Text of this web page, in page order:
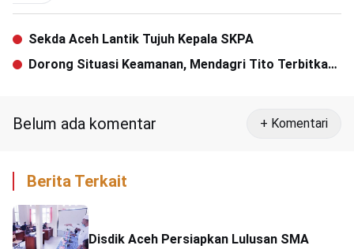
Sekda Aceh Lantik Tujuh Kepala SKPA
Dorong Situasi Keamanan, Mendagri Tito Terbitkan
Belum ada komentar + Komentari
Berita Terkait
Disdik Aceh Persiapkan Lulusan SMA